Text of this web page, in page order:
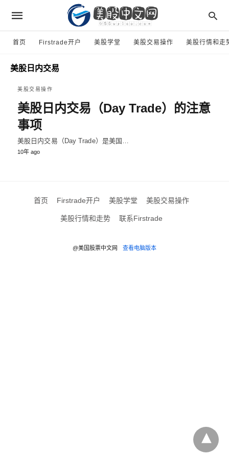
首页 Firstrade开户 美股学堂 美股交易操作 美股行情和走
美股日内交易
美股交易操作
美股日内交易（Day Trade）的注意
事项
美股日内交易（Day Trade）是美国…
10年 ago
首页 Firstrade开户 美股学堂 美股交易操作
美股行情和走势 联系Firstrade
@美国股票中文网 查看电脑版本